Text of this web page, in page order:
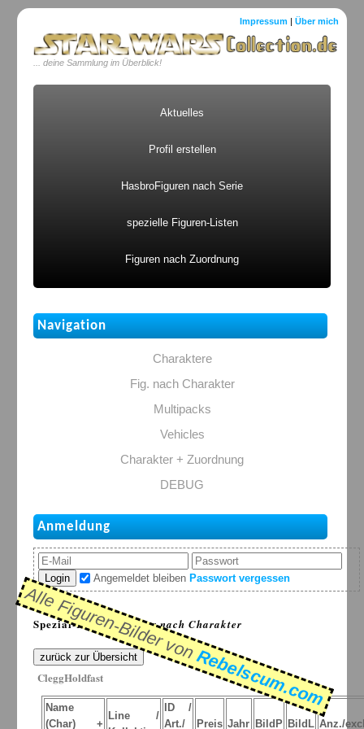
Impressum |Über mich
... deine Sammlung im Überblick!
Aktuelles
Profil erstellen
HasbroFiguren nach Serie
spezielle Figuren-Listen
Figuren nach Zuordnung
Navigation
Charaktere
Fig. nach Charakter
Multipacks
Vehicles
Charakter + Zuordnung
DEBUG
Anmeldung
Login Angemeldet bleiben Passwort vergessen
Spezial-Listen: >Figur nach Charakter
Alle Figuren-Bilder von
Rebelscum.com
zurück zur Übersicht
CleggHoldfast
Name
(Char) +
Line /
ID /
Art./
Preis Jahr BildP BildL Anz./